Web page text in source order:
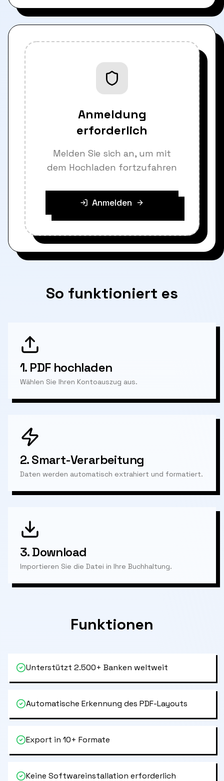
Anmeldung
erforderlich
Melden Sie sich an, um mit
dem Hochladen fortzufahren
Anmelden
So funktioniert es
1. PDF hochladen
Wählen Sie Ihren Kontoauszug aus.
2.Smart-Verarbeitung
Daten werden automatisch extrahiert und formatiert.
3.Download
Importieren Sie die Datei in Ihre Buchhaltung.
Funktionen
Unterstützt 2.500+ Banken weltweit
Automatische Erkennung des PDF-Layouts
Export in 10+ Formate
Keine Softwareinstallation erforderlich